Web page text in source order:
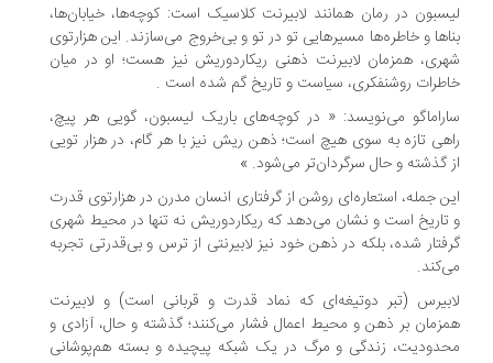
در رمان همانند لابیرنت کلاسیک است: کوچه‌ها، خیابان‌ها،
و خاطره‌ها مسیرهایی تو در تو و بی‌خروج می‌سازند. این هزارتوی
همزمان لابیرنت ذهنی ریکاردوریش نیز هست؛ او در میان
روشنفکری، سیاست و تاریخ گم شده است .
می‌نویسد: « در کوچه‌های باریک لیسبون، گویی هر پیچ،
تازه به سوی هیچ است؛ ذهن ریش نیز با هر گام، در هزار تویی
گذشته و حال سرگردان‌تر می‌شود. »
جمله، استعاره‌ای روشن از گرفتاری انسان مدرن در هزارتوی قدرت
است و نشان می‌دهد که ریکاردوریش نه تنها در محیط شهری
شده، بلکه در ذهن خود نیز لابیرنتی از ترس و بی‌قدرتی تجربه
(تبر دوتیغه‌ای که نماد قدرت و قربانی است) و لابیرنت
بر ذهن و محیط اعمال فشار می‌کنند؛ گذشته و حال، آزادی و
زندگی و مرگ در یک شبکه پیچیده و بسته هم‌پوشانی